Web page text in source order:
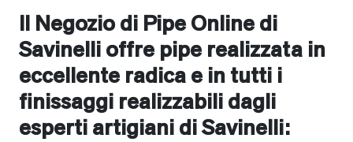
Il Negozio di Pipe Online di
Savinelli offre pipe realizzata in
eccellente radica e in tutti i
finissaggi realizzabili dagli
esperti artigiani di Savinelli: